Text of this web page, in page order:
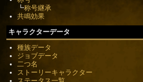
┗称号継承
共鳴効果
キャラクターデータ
種族データ
ジョブデータ
二つ名
ストーリーキャラクター